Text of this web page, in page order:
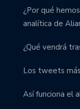
¿Por qué
analítica de
¿Qué vendrá
Los tweets
Así funciona el